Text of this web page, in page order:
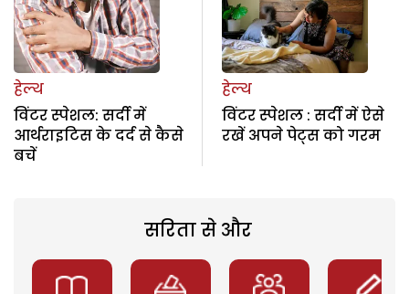
हेल्थ
विंटर स्पेशल: सर्दी में
आर्थराइटिस के दर्द से कैसे
बचें
हेल्थ
विंटर स्पेशल : सर्दी में ऐसे
रखें अपने पेट्स को गरम
सरिता से और